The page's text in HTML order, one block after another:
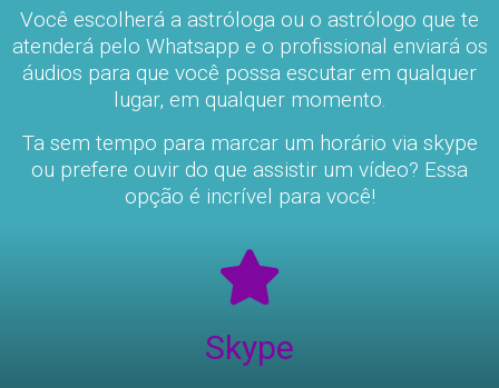
Você escolherá a astróloga ou o astrólogo que te
atenderá pelo Whatsapp e o profissional enviará os
áudios para que você possa escutar em qualquer
lugar, em qualquer momento.
Ta sem tempo para marcar um horário via skype
ou prefere ouvir do que assistir um vídeo? Essa
opção é incrível para você!
Skype